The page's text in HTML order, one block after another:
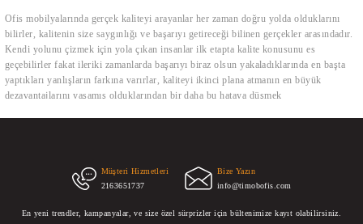
Ofis mobilyalarında gerçek kaliteyi arayanlar her zaman doğru yolda olduklarını
bilirler, kalitenin size saygınlığı ve başarıyı getireceği bilinen gerçekler arasındadır.
Kendi yolunu çizmek için yola çıkan insanlar ilk etapta kalite konusunu es
geçebilirler fakat ileriki zamanlarda başarıyı biraz olsun yakaladıklarında en başta
yaptıkları yanlışların farkına varırlar, kaliteyi ikinci plana atmanın en büyük
dezavantajlarını yaşamış olduklarından bir daha bu hataya düşmek
büyük sebep ise çağın getirdiği yenilikleri karşılayamamış olmasıdır. Bu iki kavramı
tam anlamı ile bünyesinde bulunduran Timob ofis mobilyaları tasarım unsurları
Müşteri Hizmetleri
2163651737
Bize Yazın
info@timobofis.com
En yeni trendler, kampanyalar, ve size özel sürprizler için bültenimize kayıt olabilirsiniz.